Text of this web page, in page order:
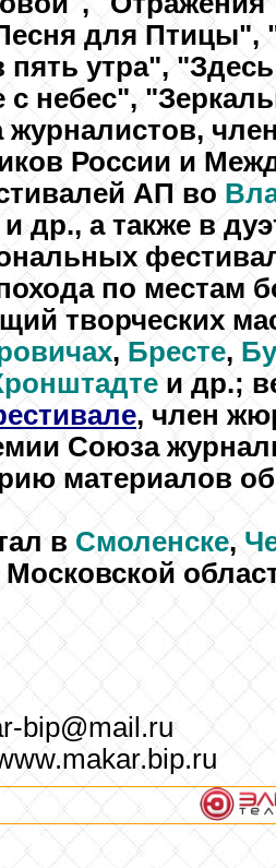
для Птицы",
пять утра",
небес",
России и
АП во
и др., а также в
по местам
творческих
, Бресте,
и др.;
, член
Союза
материалов
в Смоленске,
Московской
bip@mail.ru